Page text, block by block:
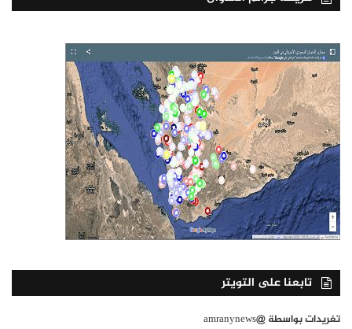
تابعنا على التويتر
تغريدات بواسطة @amranynews